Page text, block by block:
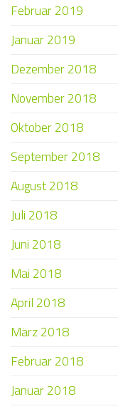
Februar 2019
Januar 2019
Dezember 2018
November 2018
Oktober 2018
September 2018
August 2018
Juli 2018
Juni 2018
Mai 2018
April 2018
März 2018
Februar 2018
Januar 2018